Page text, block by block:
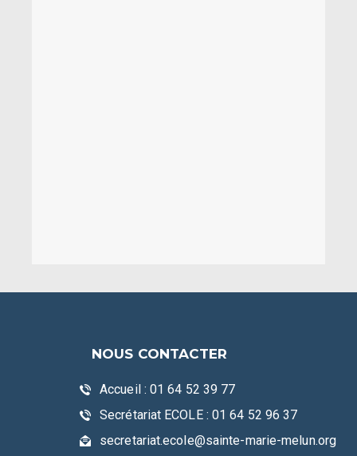
NOUS CONTACTER
Accueil : 01 64 52 39 77
Secrétariat ECOLE : 01 64 52 96 37
secretariat.ecole@sainte-marie-melun.org